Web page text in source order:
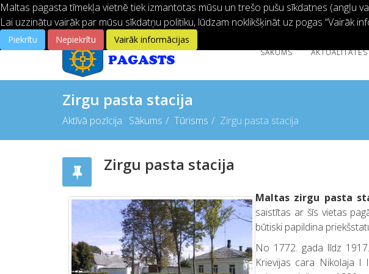
SĀKUMS AKTUALITĀTES
Zirgu pasta stacija
Aktīvā pozīcija: Sākums Tūrisms Zirgu pasta stacija
Zirgu pasta stacija
Maltas zirgu pasta
saistītas ar šīs vietas
būtiski papildina
No 1772. gada līdz
Krievijas cara Nikolaja I
Maltas pagasta tīmekļa vietnē tiek izmantotas mūsu un trešo pušu sīkdatnes (angļu
Lai uzzinātu vairāk par mūsu sīkdatņu politiku, lūdzam noklikšķināt uz pogas “Vairāk
Piekrītu Nepiekrītu Vairāk informācijas